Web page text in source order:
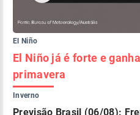
El Niño
El Niño já é forte e
primavera
Inverno
Previsão Brasil (06/08):